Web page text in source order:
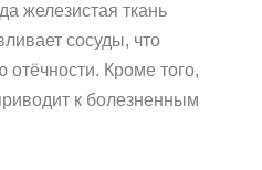
железистая ткань
сосуды, что
отёчности. Кроме того,
к болезненным